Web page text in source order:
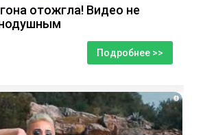
отожгла! Видео не
Подробнее >>
i